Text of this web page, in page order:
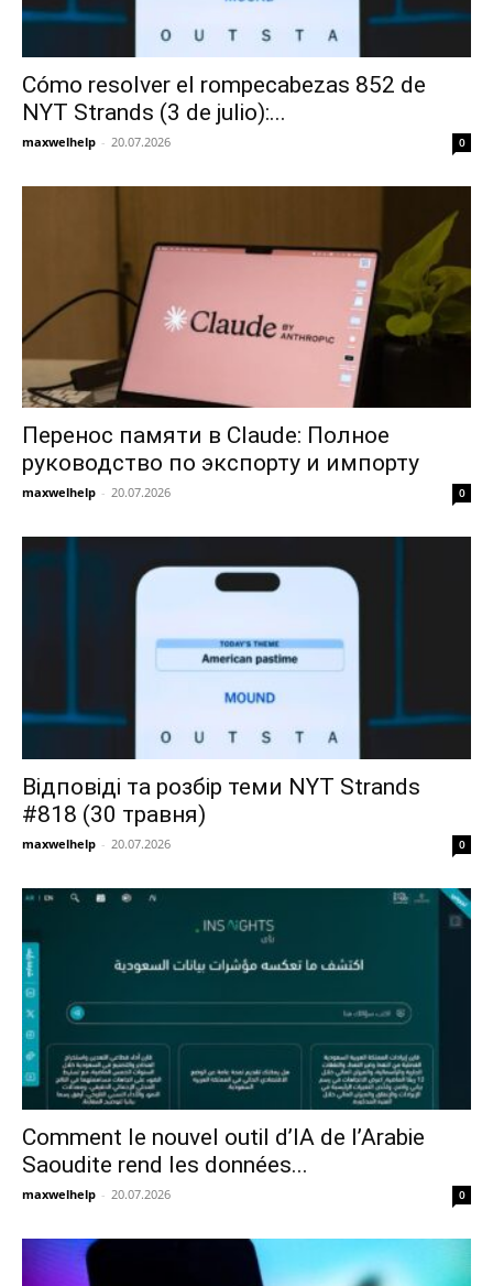
Cómo resolver el rompecabezas 852 de
NYT Strands (3 de julio):...
maxwelhelp - 20.07.2026 0
Перенос памяти в Claude: Полное
руководство по экспорту и импорту
maxwelhelp - 20.07.2026 0
Відповіді та розбір теми NYT Strands
#818 (30 травня)
maxwelhelp - 20.07.2026 0
Comment le nouvel outil d’IA de l’Arabie
Saoudite rend les données...
maxwelhelp - 20.07.2026 0